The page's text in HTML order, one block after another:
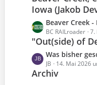
g
e
t
r
ä
g
e
B
e
i
r
ä
g
Iowa (Jakob
L
e
t
z
t
e
Beaver Creek
BC RAILroader 7.
"Out(side) of
L
e
t
Was bisher
JB 14. Mai 2026
Archiv